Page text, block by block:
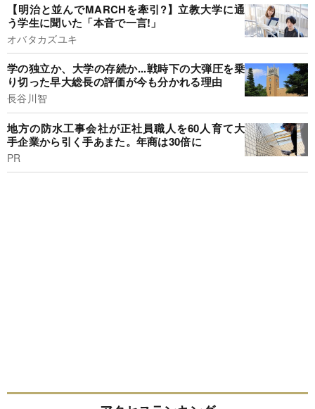
【明治と並んでMARCHを牽引?】立教大学に通
う学生に聞いた「本音で一言!」
オバタカズユキ
学の独立か、大学の存続か...戦時下の大弾圧を乗
り切った早大総長の評価が今も分かれる理由
長谷川智
地方の防水工事会社が正社員職人を60人育て大
手企業から引く手あまた。年商は30倍に
PR